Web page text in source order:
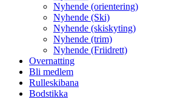
Nyhende (orientering)
Nyhende (Ski)
Nyhende (skiskyting)
Nyhende (trim)
Nyhende (Friidrett)
Overnatting
Bli medlem
Rulleskibana
Bodstikka